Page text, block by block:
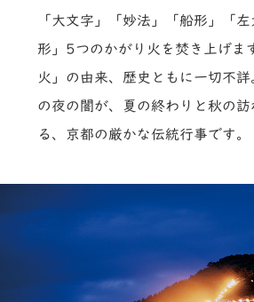
「大文字」「妙法」「船形」「
形」5つのかがり火を焚き上げま
火」の由来、歴史ともに一切不
の夜の闇が、夏の終わりと秋の
る、京都の厳かな伝統行事です。